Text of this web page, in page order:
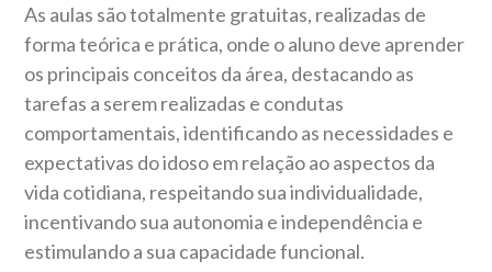
As aulas são totalmente gratuitas, realizadas de
forma teórica e prática, onde o aluno deve aprender
os principais conceitos da área, destacando as
tarefas a serem realizadas e condutas
comportamentais, identificando as necessidades e
expectativas do idoso em relação ao aspectos da
vida cotidiana, respeitando sua individualidade,
incentivando sua autonomia e independência e
estimulando a sua capacidade funcional.